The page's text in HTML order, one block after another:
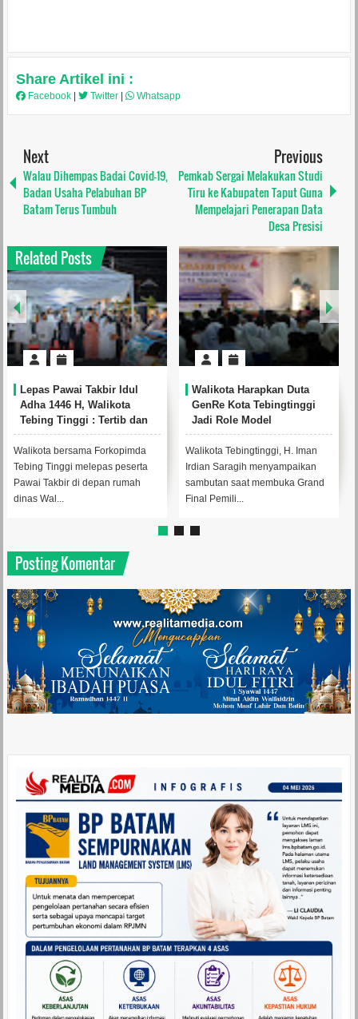
Share Artikel ini :
Facebook Twitter Whatsapp
Next
Walau Dihempas Badai Covid-19,
Badan Usaha Pelabuhan BP
Batam Terus Tumbuh
Previous
Pemkab Sergai Melakukan Studi
Tiru ke Kabupaten Taput Guna
Mempelajari Penerapan Data
Desa Presisi
Related Posts
Lepas Pawai Takbir Idul
Adha 1446 H, Walikota
Tebing Tinggi : Tertib dan
Patuhi Peraturan Lalu
Lintas
Walikota bersama Forkopimda
Tebing Tinggi melepas peserta
Pawai Takbir di depan rumah
dinas Wal...
Walikota Harapkan Duta
GenRe Kota Tebingtinggi
Jadi Role Model
Walikota Tebingtinggi, H. Iman
Irdian Saragih menyampaikan
sambutan saat membuka Grand
Final Pemili...
Posting Komentar